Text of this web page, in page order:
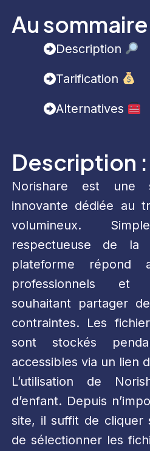
Au sommaire
Description
Tarification
Alternatives
Description :
Norishare est une
innovante dédiée au
volumineux.
respectueuse de
plateforme répond
professionnels et
souhaitant partager
contraintes. Les
sont stockés
accessibles via un lien
L’utilisation de
d’enfant. Depuis
site, il suffit de cliquer
de sélectionner les